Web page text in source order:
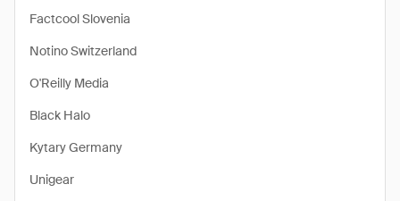
Factcool Slovenia
Notino Switzerland
O'Reilly Media
Black Halo
Kytary Germany
Unigear